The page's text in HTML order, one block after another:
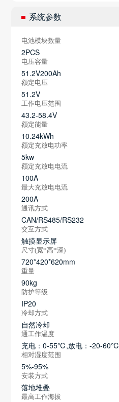
系统参数
电池模块数量
2PCS
电压容量
51.2V200Ah
额定电压
51.2V
工作电压范围
43.2-58.4V
额定能量
10.24kWh
额定充放电功率
5kw
额定充放电电流
100A
最大充放电电流
200A
通讯方式
CAN/RS485/RS232
交互方式
触摸显示屏
尺寸(宽*高*深)
720*420*620mm
重量
90kg
防护等级
IP20
冷却方式
自然冷却
通工作温度
充电：0-55℃,放电：-20-60℃
相对湿度范围
5%-95%
安装方式
落地堆叠
最高工作海拔